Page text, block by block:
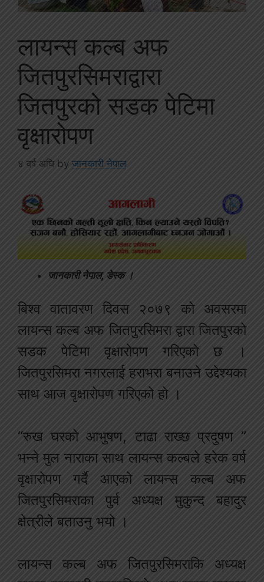
लायन्स कल्ब अफ
जितपुरसिमराद्वारा
जितपुरको सडक पेटिमा
वृक्षारोपण
४ वर्ष अघि by जानकारी नेपाल
जानकारी नेपाल, डेस्क ।
बिश्व वातावरण दिवस २०७९ को अवसरमा
लायन्स कल्ब अफ जितपुरसिमरा द्वारा जितपुरको
सडक पेटिमा वृक्षारोपण गरिएको छ ।
जितपुरसिमरा नगरलाई हराभरा बनाउने उद्देश्यका
साथ आज वृक्षारोपण गरिएको हो ।
“रुख घरको आभुषण, टाढा राख्छ प्रदुषण ”
भन्ने मुल नाराका साथ लायन्स कल्बले हरेक वर्ष
वृक्षारोपण गर्दै आएको लायन्स कल्ब अफ
जितपुरसिमराका पुर्व अध्यक्ष मुकुन्द बहादुर
क्षेत्रीले बताउनु भयो ।
लायन्स कल्ब अफ जितपुरसिमराकि अध्यक्ष